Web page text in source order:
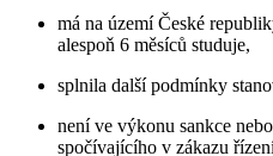
má na území České
alespoň 6 měsíců studuje,
splnila další podmínky
není ve výkonu sankce
spočívajícího v zákazu